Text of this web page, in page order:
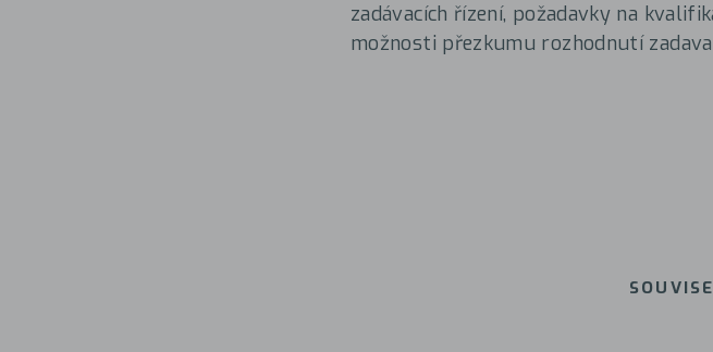
zadávacích řízení, požadavky na
možnosti přezkumu rozhodnutí